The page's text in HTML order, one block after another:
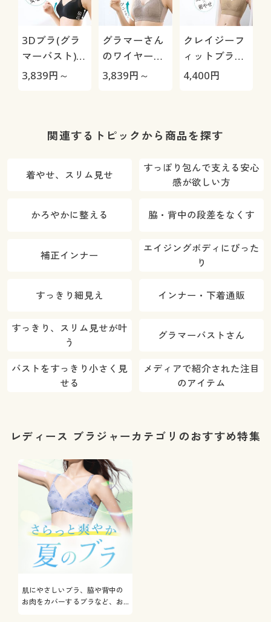
3Dブラ(グラ
マーバスト)
(ノンワイヤ
3,839円～
グラマーさん
のワイヤーな
いのに美シル
プ)
3,839円～
クレイジーフ
ィットブラ
(tighter)(ラ
なし)
4,400円
関連するトピックから商品を探す
着やせ、スリム見せ
すっぽり包んで支える安心
感が欲しい方
かろやかに整える 脇・背中の段差をなくす
補正インナー
エイジングボディにぴった
り
すっきり細見え インナー・下着通販
すっきり、スリム見せが叶
う
グラマーバストさん
バストをすっきり小さく見
せる
メディアで紹介された注目
のアイテム
レディース ブラジャーカテゴリのおすすめ特集
肌にやさしいブラ、脇や背中の
お肉をカバーするブラなど、お